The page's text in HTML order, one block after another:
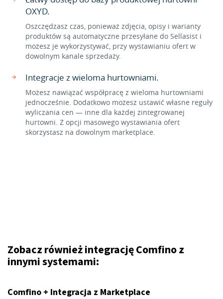
OXYD.
Oszczędzasz czas, ponieważ zdjęcia, opisy i warianty
produktów są automatyczne przesyłane do Sellasist i
możesz je wykorzystywać, przy wystawianiu ofert w
dowolnym kanale sprzedaży.
Integracje z wieloma hurtowniami.
Możesz nawiązać współpracę z wieloma hurtowniami
jednocześnie. Dodatkowo możesz ustawić własne reguły
wyliczania cen — inne dla każdej zintegrowanej
hurtowni. Z opcji masowego wystawiania ofert
skorzystasz na dowolnym marketplace.
Zobacz również integrację Comfino z
innymi systemami:
Comfino + Integracja z Marketplace